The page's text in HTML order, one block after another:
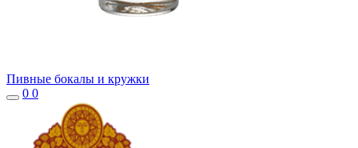
Пивные бокалы и кружки
0 0